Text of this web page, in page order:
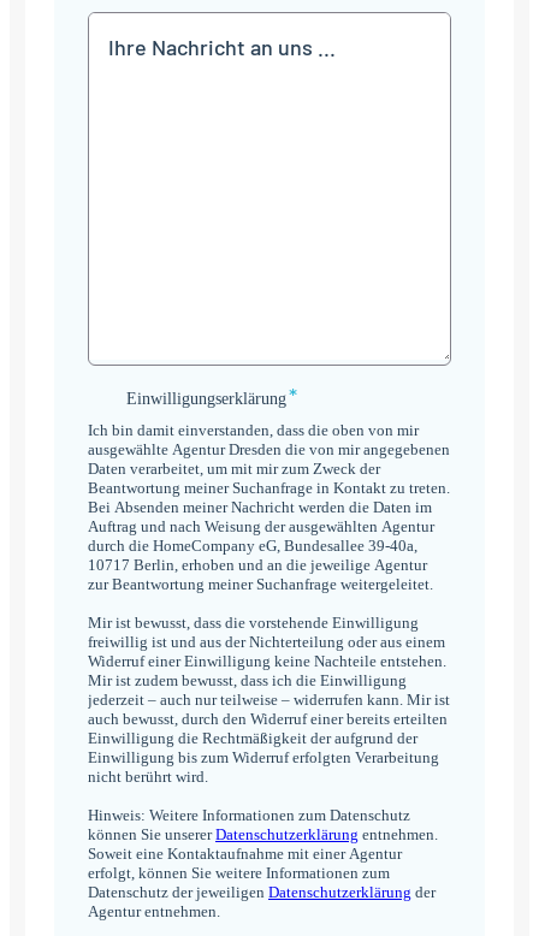
Einwilligungserklärung
Einwilligungserklärung*
Ich bin damit einverstanden, dass die oben von mir
ausgewählte Agentur Dresden die von mir angegebenen
Daten verarbeitet, um mit mir zum Zweck der
Beantwortung meiner Suchanfrage in Kontakt zu treten.
Bei Absenden meiner Nachricht werden die Daten im
Auftrag und nach Weisung der ausgewählten Agentur
durch die HomeCompany eG, Bundesallee 39-40a,
10717 Berlin, erhoben und an die jeweilige Agentur
zur Beantwortung meiner Suchanfrage weitergeleitet.
Mir ist bewusst, dass die vorstehende Einwilligung
freiwillig ist und aus der Nichterteilung oder aus einem
Widerruf einer Einwilligung keine Nachteile entstehen.
Mir ist zudem bewusst, dass ich die Einwilligung
jederzeit – auch nur teilweise – widerrufen kann. Mir ist
auch bewusst, durch den Widerruf einer bereits erteilten
Einwilligung die Rechtmäßigkeit der aufgrund der
Einwilligung bis zum Widerruf erfolgten Verarbeitung
nicht berührt wird.
Hinweis: Weitere Informationen zum Datenschutz
können Sie unsererDatenschutzerklärung entnehmen.
Soweit eine Kontaktaufnahme mit einer Agentur
erfolgt, können Sie weitere Informationen zum
Datenschutz der jeweiligen Datenschutzerklärung der
Agentur entnehmen.